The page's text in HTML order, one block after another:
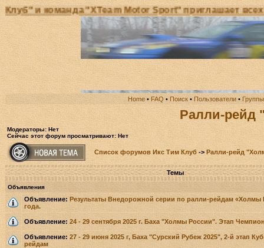
"XTeam Motor Sport" приглашает всех
Home • FAQ • Поиск • Пользователи • Группы
Ралли-рейд
Модераторы: Нет
Сейчас этот форум просматривают: Нет
Список форумов Икс Тим Клуб ->Ралли-рейд
Темы
Объявления
Объявление: Результаты Внедорожной серии по ралли-рейдам «Холмы
года.
Объявление: 24 - 29 сентября 2025 г. Баха "Холмы России". Этап
Объявление: 27 - 29 июня 2025 г, Баха "Сурский Рубеж 2025", 2-й этап
рейдам